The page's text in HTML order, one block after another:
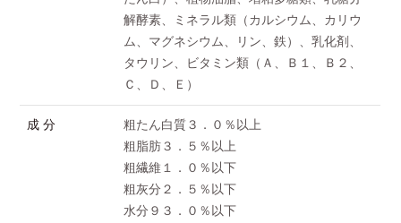
解酵素、ミネラル類（カルシウム、カリウ
ム、マグネシウム、リン、鉄）、乳化剤、
タウリン、ビタミン類（Ａ、Ｂ１、Ｂ２、
Ｃ、Ｄ、Ｅ）
成 分
粗たん白質３．０％以上
粗脂肪３．５％以上
粗繊維１．０％以下
粗灰分２．５％以下
水分９３．０％以下